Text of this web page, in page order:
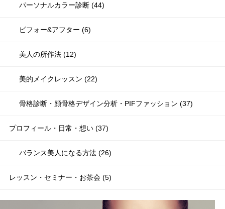
パーソナルカラー診断 (44)
ビフォー&アフター (6)
美人の所作法 (12)
美的メイクレッスン (22)
骨格診断・顔骨格デザイン分析・PIFファッション (37)
プロフィール・日常・想い (37)
バランス美人になる方法 (26)
レッスン・セミナー・お茶会 (5)